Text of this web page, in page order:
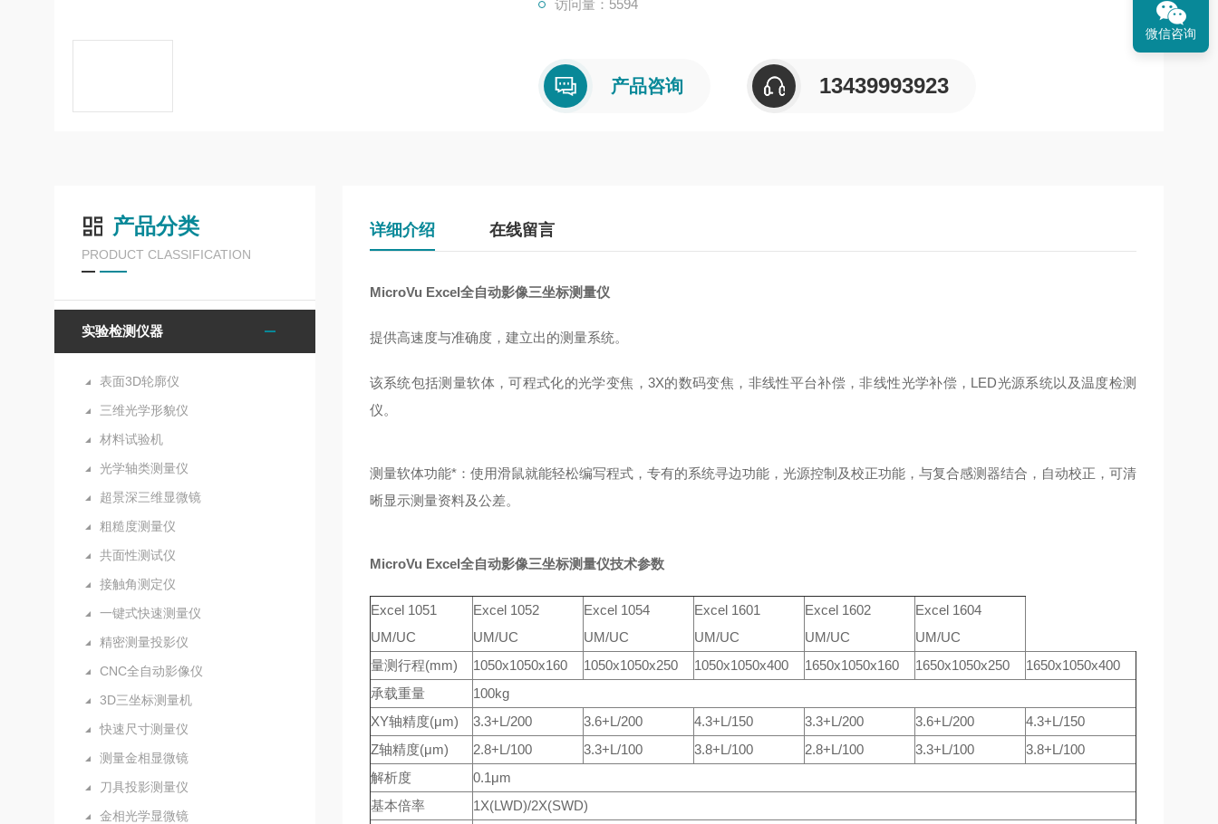
访问量：5594
产品咨询 13439993923
产品分类
PRODUCT CLASSIFICATION
实验检测仪器
表面3D轮廓仪
三维光学形貌仪
材料试验机
光学轴类测量仪
超景深三维显微镜
粗糙度测量仪
共面性测试仪
接触角测定仪
一键式快速测量仪
精密测量投影仪
CNC全自动影像仪
3D三坐标测量机
快速尺寸测量仪
测量金相显微镜
刀具投影测量仪
金相光学显微镜
详细介绍 在线留言
MicroVu Excel全自动影像三坐标测量仪
提供高速度与准确度，建立出的测量系统。
该系统包括测量软体，可程式化的光学变焦，3X的数码变焦，非线性平台补偿，非线性光学补偿，LED光源系统以及温度检测
仪。
测量软体功能*：使用滑鼠就能轻松编写程式，专有的系统寻边功能，光源控制及校正功能，与复合感测器结合，自动校正，可清
晰显示测量资料及公差。
MicroVu Excel全自动影像三坐标测量仪技术参数
Excel 1051
UM/UC
Excel 1052
UM/UC
Excel 1054
UM/UC
Excel 1601
UM/UC
Excel 1602
UM/UC
Excel 1604
UM/UC
量测行程(mm)
1050x1050x160 1050x1050x250 1050x1050x400 1650x1050x160 1650x1050x250
1650x1050x400
承载重量
100kg
XY轴精度(μm)
3.3+L/200 3.6+L/200 4.3+L/150 3.3+L/200 3.6+L/200
4.3+L/150
Z轴精度(μm)
2.8+L/100 3.3+L/100 3.8+L/100 2.8+L/100 3.3+L/100
3.8+L/100
解析度
0.1μm
基本倍率
1X(LWD)/2X(SWD)
微信咨询